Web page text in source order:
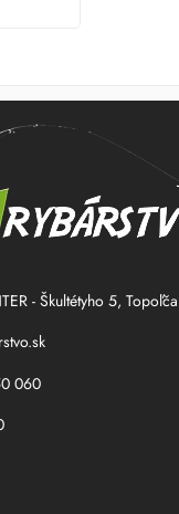
- Škultétyho 5,
060